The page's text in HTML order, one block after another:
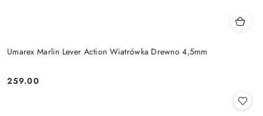
Umarex Marlin Lever Action Wiatrówka Drewno 4,5mm
Cena:
259.00